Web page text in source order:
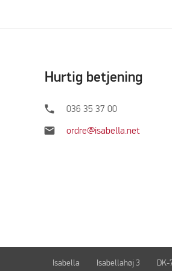
Hurtig betjening
phone 036 35 37 00
mail ordre@isabella.net
Isabella Isabellahøj 3 DK-